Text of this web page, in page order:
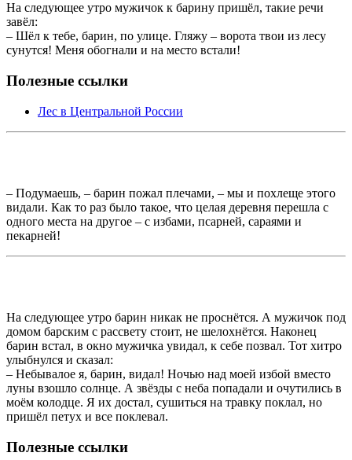
На следующее утро мужичок к барину пришёл, такие речи
завёл:
– Шёл к тебе, барин, по улице. Гляжу – ворота твои из лесу
сунутся! Меня обогнали и на место встали!
Полезные ссылки
Лес в Центральной России
– Подумаешь, – барин пожал плечами, – мы и похлеще этого
видали. Как то раз было такое, что целая деревня перешла с
одного места на другое – с избами, псарней, сараями и
пекарней!
На следующее утро барин никак не проснётся. А мужичок под
домом барским с рассвету стоит, не шелохнётся. Наконец
барин встал, в окно мужичка увидал, к себе позвал. Тот хитро
улыбнулся и сказал:
– Небывалое я, барин, видал! Ночью над моей избой вместо
луны взошло солнце. А звёзды с неба попадали и очутились в
моём колодце. Я их достал, сушиться на травку поклал, но
пришёл петух и все поклевал.
Полезные ссылки